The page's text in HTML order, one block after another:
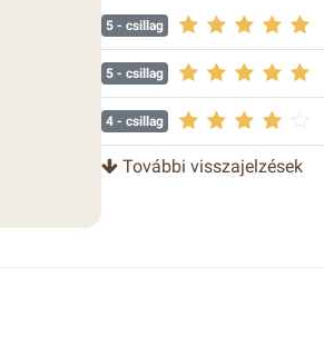
5 - csillag
5 - csillag
4 - csillag
További visszajelzések